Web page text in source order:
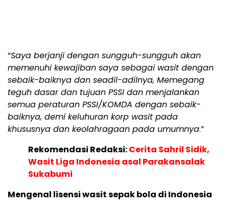
“Saya berjanji dengan sungguh-sungguh akan
memenuhi kewajiban saya sebagai wasit dengan
sebaik-baiknya dan seadil-adilnya, Memegang
teguh dasar dan tujuan PSSI dan menjalankan
semua peraturan PSSI/KOMDA dengan sebaik-
baiknya, demi keluhuran korp wasit pada
khususnya dan keolahragaan pada umumnya.”
Rekomendasi Redaksi:Cerita Sahril Sidik,
Wasit Liga Indonesia asal Parakansalak
Sukabumi
Mengenal lisensi wasit sepak bola di Indonesia